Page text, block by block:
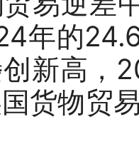
年的
新高，
货物贸